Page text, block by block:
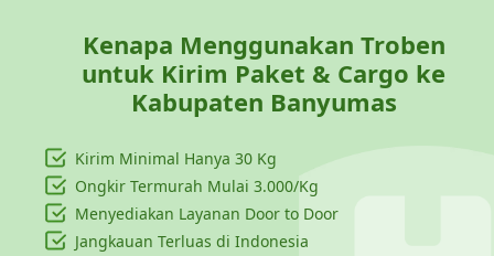
Kenapa Menggunakan Troben
untuk Kirim Paket & Cargo ke
Kabupaten Banyumas
Kirim Minimal Hanya 30 Kg
Ongkir Termurah Mulai 3.000/Kg
Menyediakan Layanan Door to Door
Jangkauan Terluas di Indonesia